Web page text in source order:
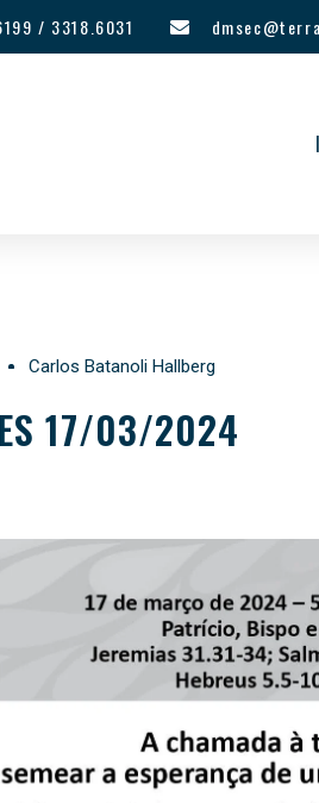
/ 3318.6031
Carlos Batanoli Hallberg
17/03/2024